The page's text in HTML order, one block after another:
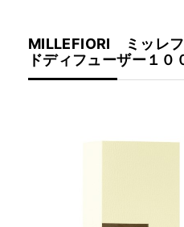
MILLEFIORI ミッレ
ドディフューザー１０